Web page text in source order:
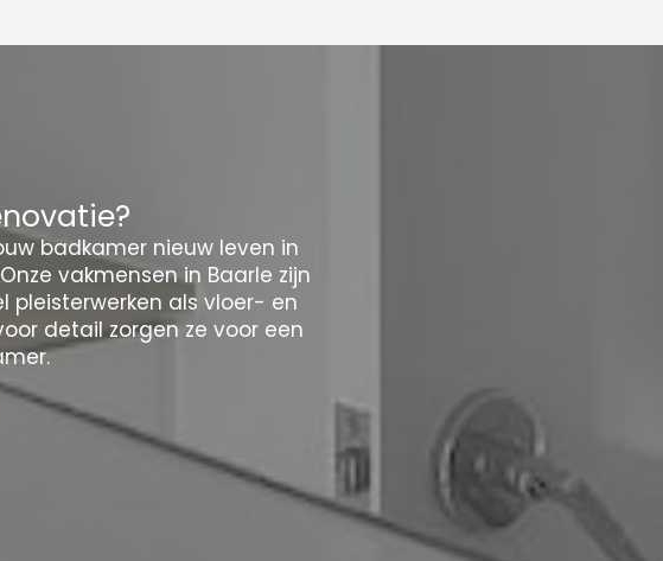
badkamer nieuw leven in
vakmensen in Baarle zijn
pleisterwerken als vloer- en
detail zorgen ze voor een